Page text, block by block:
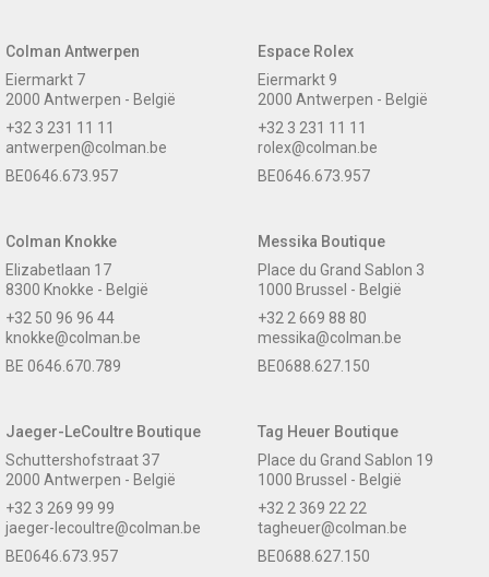
Colman Antwerpen
Eiermarkt 7
2000 Antwerpen - België
+32 3 231 11 11
antwerpen@colman.be
BE0646.673.957
Espace Rolex
Eiermarkt 9
2000 Antwerpen - België
+32 3 231 11 11
rolex@colman.be
BE0646.673.957
Colman Knokke
Elizabetlaan 17
8300 Knokke - België
+32 50 96 96 44
knokke@colman.be
BE 0646.670.789
Messika Boutique
Place du Grand Sablon 3
1000 Brussel - België
+32 2 669 88 80
messika@colman.be
BE0688.627.150
Jaeger-LeCoultre Boutique
Schuttershofstraat 37
2000 Antwerpen - België
+32 3 269 99 99
jaeger-lecoultre@colman.be
BE0646.673.957
Tag Heuer Boutique
Place du Grand Sablon 19
1000 Brussel - België
+32 2 369 22 22
tagheuer@colman.be
BE0688.627.150